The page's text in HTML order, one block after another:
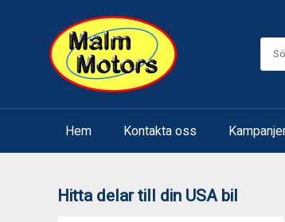
Hem Kontakta oss
Hitta delar till din USA bil